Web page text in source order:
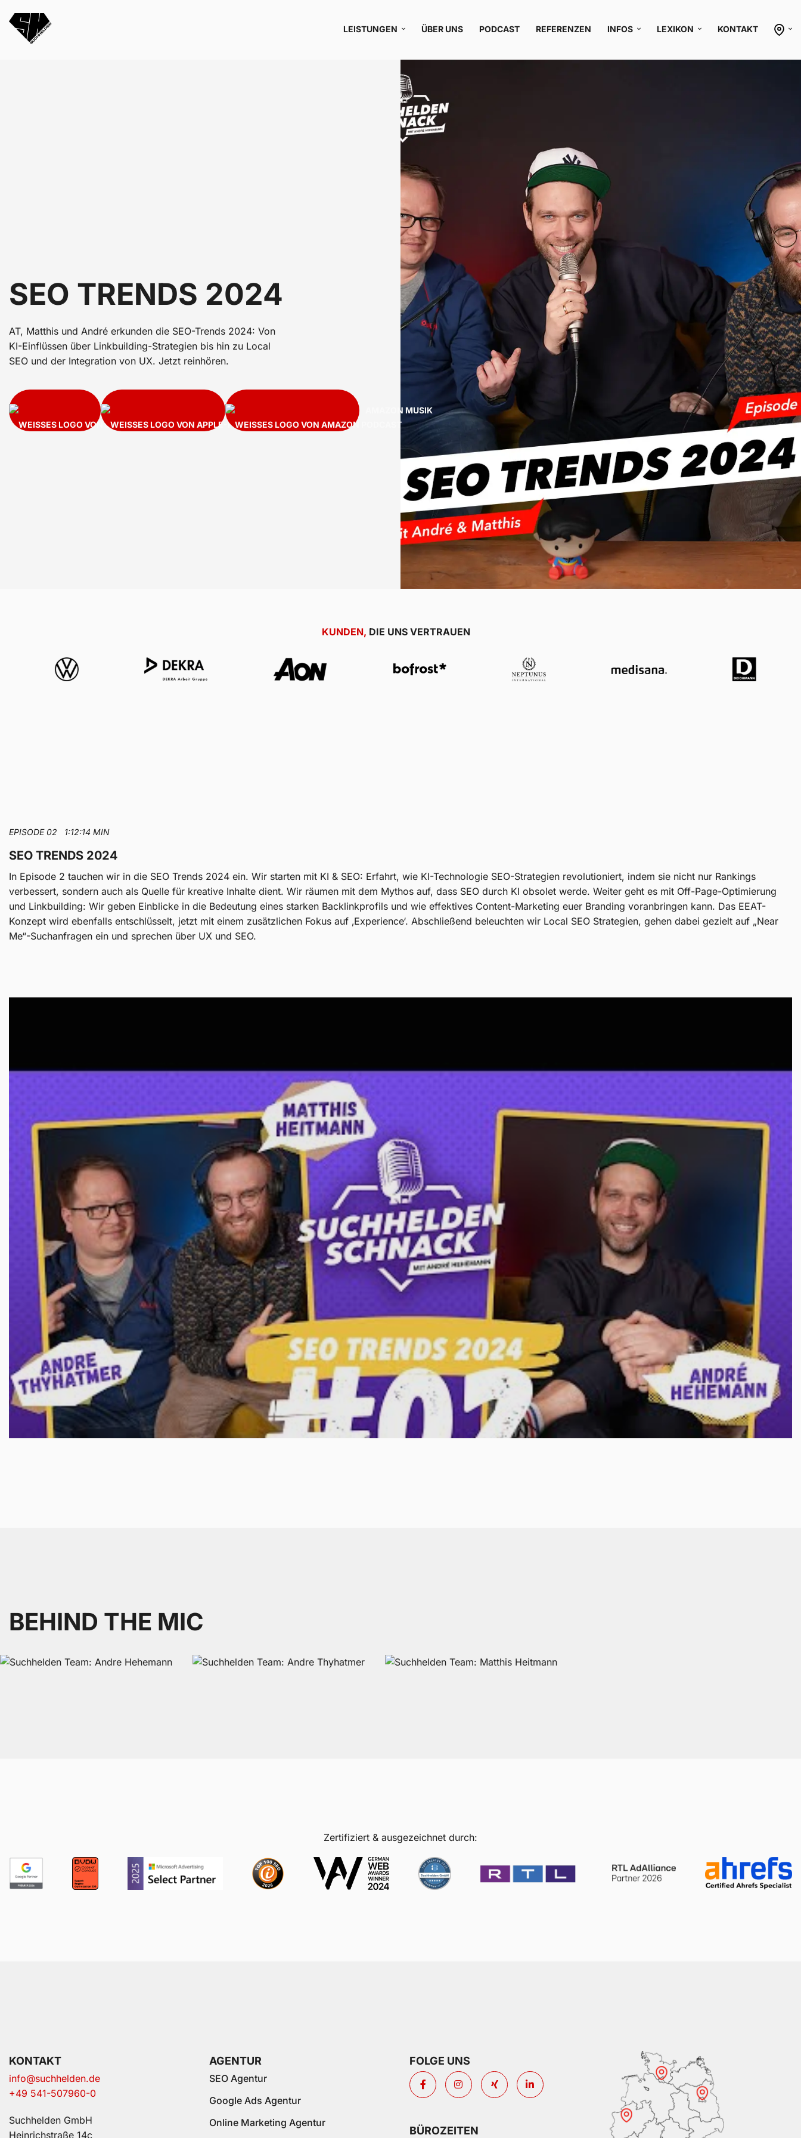
LEISTUNGEN ÜBER UNS PODCAST REFERENZEN INFOS LEXIKON KONTAKT
SEO TRENDS 2024
AT, Matthis und André erkunden die SEO-Trends 2024: Von
KI-Einflüssen über Linkbuilding-Strategien bis hin zu Local
SEO und der Integration von UX. Jetzt reinhören.
SPOTIFY APPLE PODCAST AMAZON MUSIK
KUNDEN, DIE UNS VERTRAUEN
EPISODE 02 1:12:14 MIN
SEO TRENDS 2024
In Episode 2 tauchen wir in die SEO Trends 2024 ein. Wir starten mit KI & SEO: Erfahrt, wie KI-Technologie SEO-Strategien revolutioniert, indem sie nicht nur Rankings
verbessert, sondern auch als Quelle für kreative Inhalte dient. Wir räumen mit dem Mythos auf, dass SEO durch KI obsolet werde. Weiter geht es mit Off-Page-Optimierung
und Linkbuilding: Wir geben Einblicke in die Bedeutung eines starken Backlinkprofils und wie effektives Content-Marketing euer Branding voranbringen kann. Das EEAT-
Konzept wird ebenfalls entschlüsselt, jetzt mit einem zusätzlichen Fokus auf ‚Experience‘. Abschließend beleuchten wir Local SEO Strategien, gehen dabei gezielt auf „Near
Me“-Suchanfragen ein und sprechen über UX und SEO.
BEHIND THE MIC
Zertifiziert & ausgezeichnet durch:
KONTAKT
info@suchhelden.de
+49 541-507960-0
Suchhelden GmbH
Heinrichstraße 14c
AGENTUR
SEO Agentur
Google Ads Agentur
Online Marketing Agentur
FOLGE UNS
BÜROZEITEN